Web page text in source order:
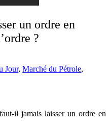
un ordre en
?
Jour, Marché du Pétrole,
il jamais laisser un ordre en